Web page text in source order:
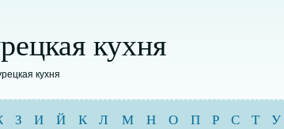
кухня
кухня
З И Й К Л М Н О П Р С Т У